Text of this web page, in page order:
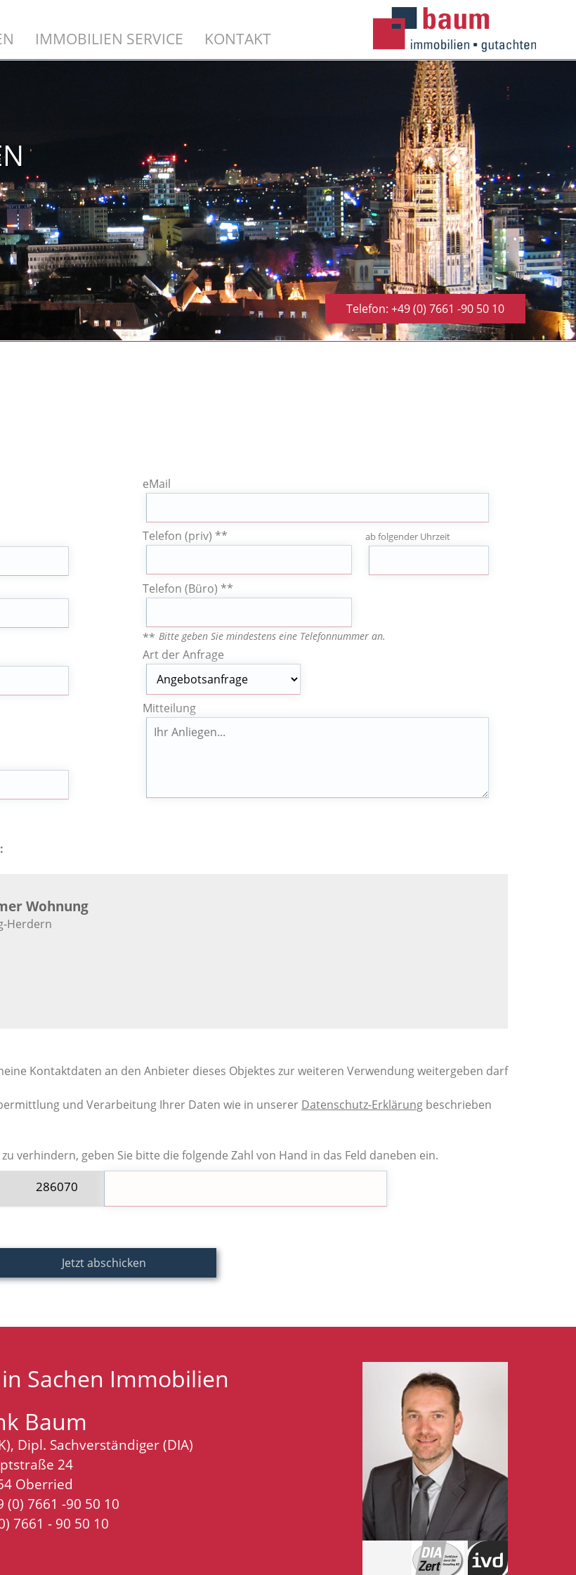
IMMOBILIEN SERVICE KONTAKT
Telefon: +49 (0) 7661 -90 50 10
eMail
Telefon (priv) ** ab folgender Uhrzeit
Telefon (Büro) **
** Bitte geben Sie mindestens eine Telefonnummer an.
Art der Anfrage
Mitteilung
Wohnung
Herdern
Kontaktdaten an den Anbieter dieses Objektes zur weiteren Verwendung weitergeben darf
und Verarbeitung Ihrer Daten wie in unserer Datenschutz-Erklärung beschrieben
verhindern, geben Sie bitte die folgende Zahl von Hand in das Feld daneben ein.
286070
Sachen Immobilien
Baum
Dipl. Sachverständiger (DIA)
24
Oberried
(0) 7661 -90 50 10
7661 - 90 50 10